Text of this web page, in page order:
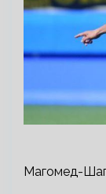
Магомед-